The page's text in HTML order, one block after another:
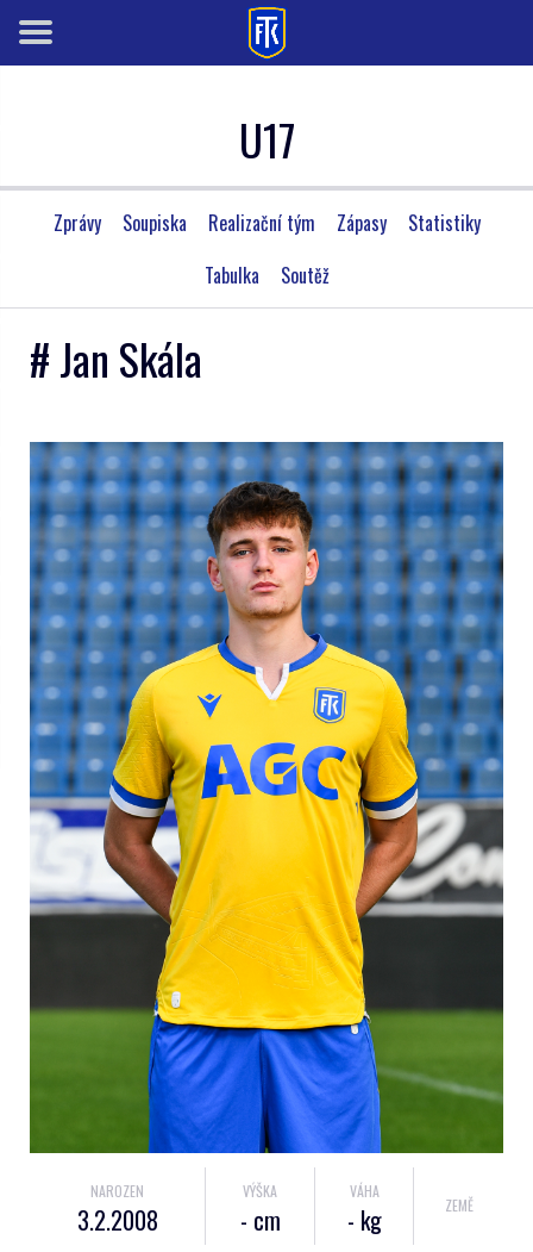
U17
Zprávy Soupiska Realizační tým Zápasy
Statistiky
Tabulka
Soutěž
# Jan Skála
NAROZEN
3.2.2008
VÝŠKA
- cm
VÁHA
- kg ZEMĚ